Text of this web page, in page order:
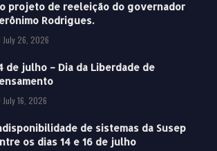
projeto de reeleição do governador
Rodrigues.
July 26, 2026
de julho – Dia da Liberdade de
July 16, 2026
de sistemas da Susep
os dias 14 e 16 de julho